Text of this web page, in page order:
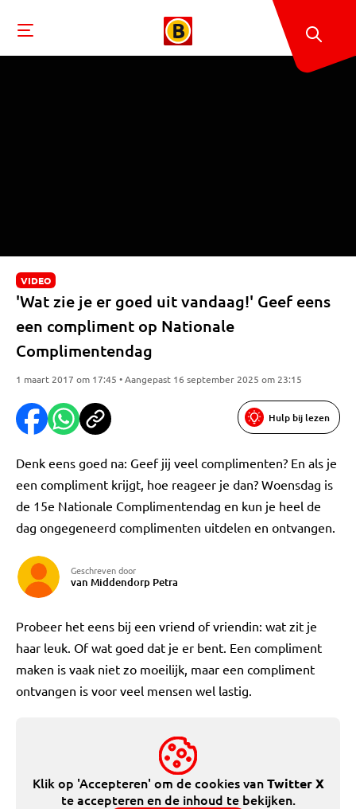
VIDEO
'Wat zie je er goed uit vandaag!' Geef eens
een compliment op Nationale
Complimentendag
1 maart 2017 om 17:45 • Aangepast 16 september 2025 om 23:15
Hulp bij lezen
Denk eens goed na: Geef jij veel complimenten? En als je
een compliment krijgt, hoe reageer je dan? Woensdag is
de 15e Nationale Complimentendag en kun je heel de
dag ongegeneerd complimenten uitdelen en ontvangen.
Geschreven door
van Middendorp Petra
Probeer het eens bij een vriend of vriendin: wat zit je
haar leuk. Of wat goed dat je er bent. Een compliment
maken is vaak niet zo moeilijk, maar een compliment
ontvangen is voor veel mensen wel lastig.
Klik op 'Accepteren' om de cookies vanTwitter X
te accepteren en de inhoud te bekijken.